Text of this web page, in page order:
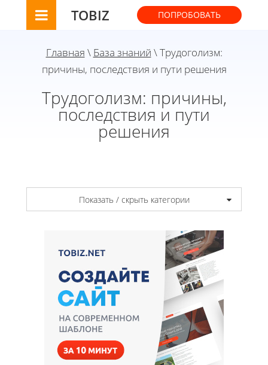
TOBIZ ПОПРОБОВАТЬ
Главная \ База знаний \ Трудоголизм:
причины, последствия и пути решения
Трудоголизм: причины,
последствия и пути
решения
Показать / скрыть категории